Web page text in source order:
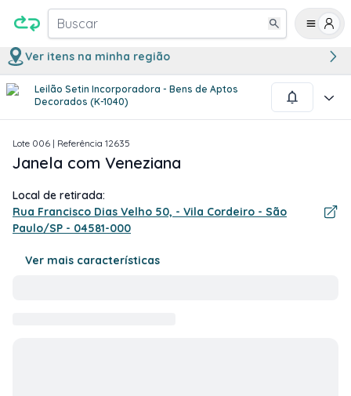
Buscar
Ver itens na minha região
Leilão Setin Incorporadora - Bens de Aptos
Decorados (K-1040)
/4
Lote 006 | Referência 12635
Janela com Veneziana
Local de retirada:
Rua Francisco Dias Velho 50, - Vila Cordeiro - São
Paulo/SP - 04581-000
Ver mais características